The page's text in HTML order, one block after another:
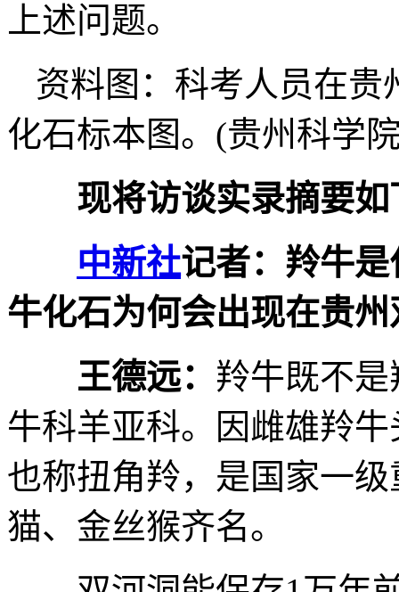
上述问题。
资料图：科考人员在
化石标本图。(贵州科学
现将访谈实录摘要如
中新社记者：羚牛
牛化石为何会出现在贵
王德远： 羚牛既不
牛科羊亚科。因雌雄羚
也称扭角羚，是国家一
猫、金丝猴齐名。